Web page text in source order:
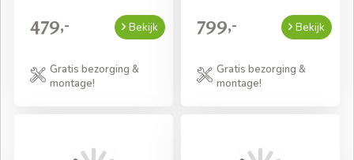
479,- Bekijk
Gratis bezorging &
montage!
799,- Bekijk
Gratis bezorging &
montage!